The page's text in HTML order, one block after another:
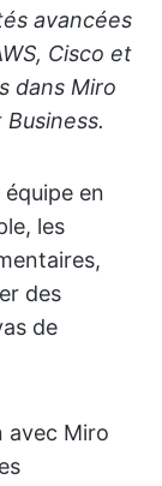
avancées
Cisco et
dans Miro
en
les
des
de
avec Miro